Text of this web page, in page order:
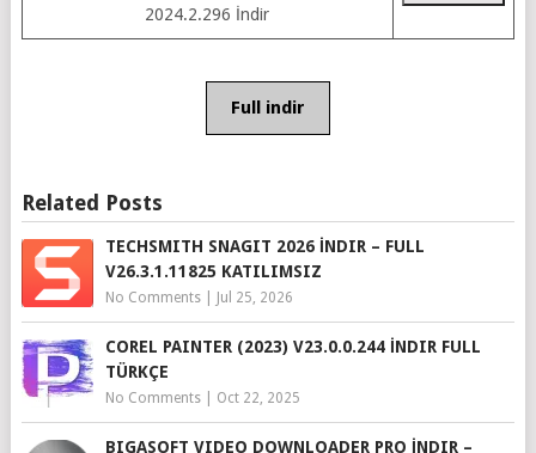
2024.2.296 İndir
Full indir
Related Posts
TECHSMITH SNAGIT 2026 İNDIR – FULL
V26.3.1.11825 KATILIMSIZ
No Comments| Jul 25, 2026
COREL PAINTER (2023) V23.0.0.244 İNDIR FULL
TÜRKÇE
No Comments| Oct 22, 2025
BIGASOFT VIDEO DOWNLOADER PRO İNDIR –